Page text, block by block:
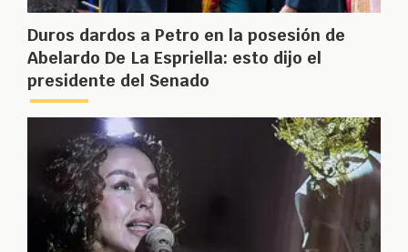
Duros dardos a Petro en la posesión de
Abelardo De La Espriella: esto dijo el
presidente del Senado